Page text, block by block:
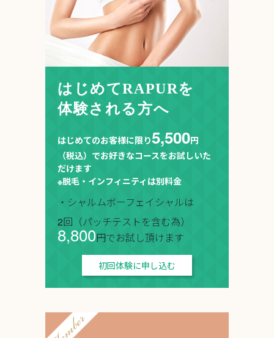
はじめてRAPURを
体験される方へ
はじめてのお客様に限り5,500円
（税込）でお好きなコースをお試しいた
だけます
※脱毛・インフィニティは別料金
・シャルムボーフェイシャルは
2回（パッチテストを含む為）
8,800円でお試し頂けます
初回体験に申し込む